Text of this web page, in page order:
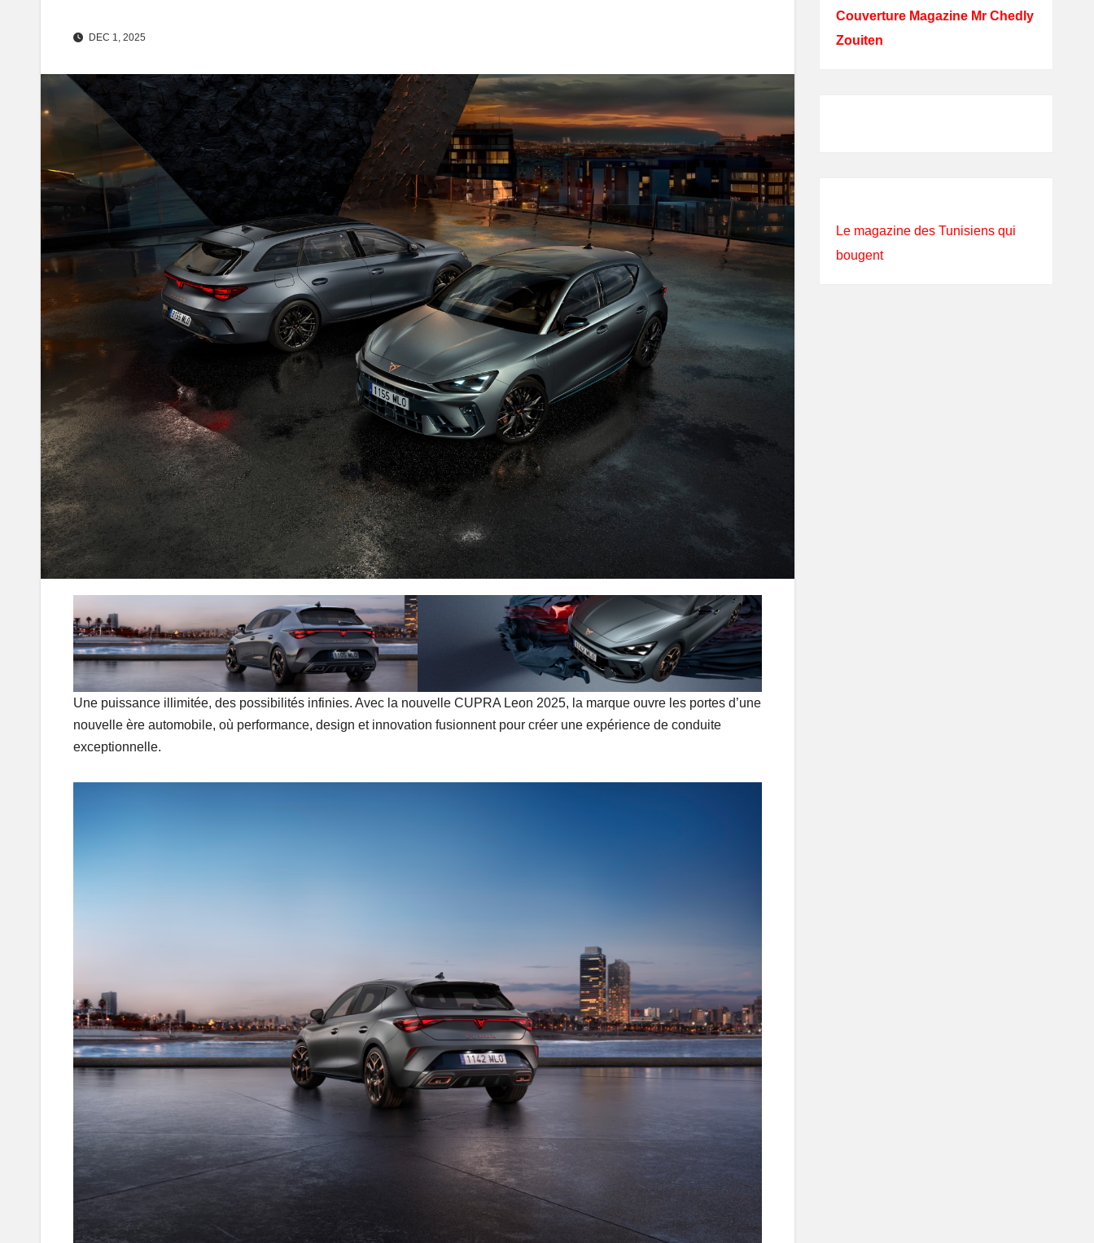
DEC 1, 2025
Une puissance illimitée, des possibilités infinies. Avec la nouvelle CUPRA Leon 2025, la marque ouvre les portes d’une
nouvelle ère automobile, où performance, design et innovation fusionnent pour créer une expérience de conduite
exceptionnelle.
Couverture Magazine Mr Chedly
Zouiten
Le magazine des Tunisiens qui
bougent